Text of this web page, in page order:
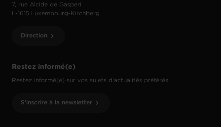
Restez informé(e)
Restez informé(e) sur vos sujets d’actualités préférés.
S'inscrire à la newsletter
7, rue Alcide de Gasperi
L-1615 Luxembourg-Kirchberg
Direction